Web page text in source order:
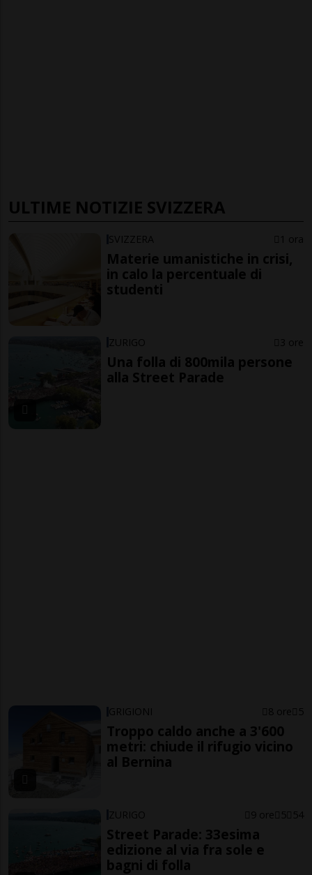
ULTIME NOTIZIE SVIZZERA
SVIZZERA 1 ora
Materie umanistiche in crisi,
in calo la percentuale di
studenti
ZURIGO 3 ore
Una folla di 800mila persone
alla Street Parade
GRIGIONI 8 ore 5
Troppo caldo anche a 3'600
metri: chiude il rifugio vicino
al Bernina
ZURIGO 9 ore 5 54
Street Parade: 33esima
edizione al via fra sole e
bagni di folla